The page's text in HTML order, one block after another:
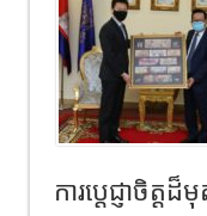
ការប្តេជ្ញាចិ